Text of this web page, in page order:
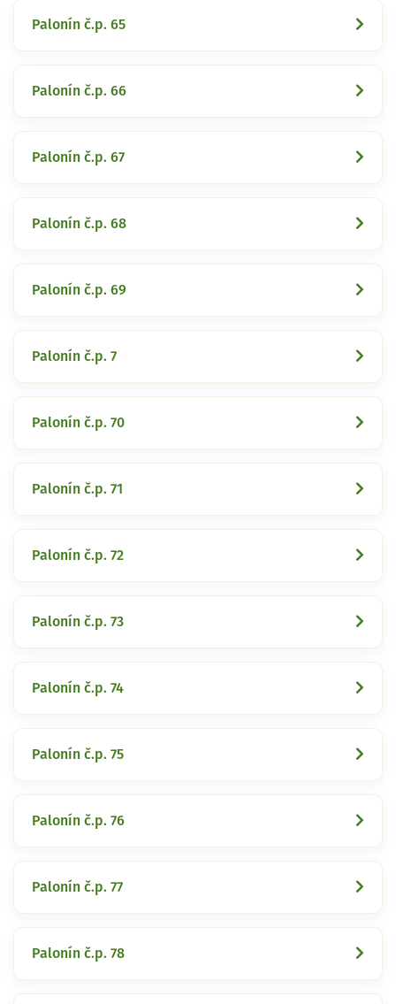
Palonín č.p. 65
Palonín č.p. 66
Palonín č.p. 67
Palonín č.p. 68
Palonín č.p. 69
Palonín č.p. 7
Palonín č.p. 70
Palonín č.p. 71
Palonín č.p. 72
Palonín č.p. 73
Palonín č.p. 74
Palonín č.p. 75
Palonín č.p. 76
Palonín č.p. 77
Palonín č.p. 78